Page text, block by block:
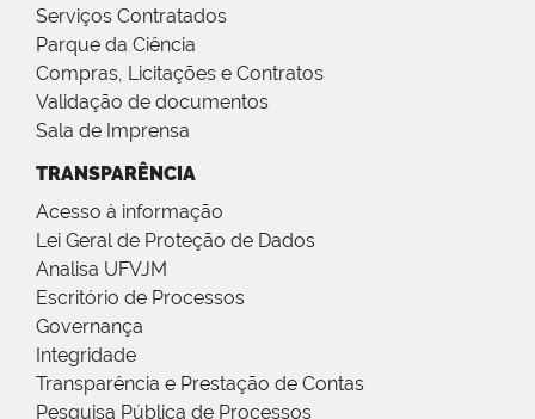
Serviços Contratados
Parque da Ciência
Compras, Licitações e Contratos
Validação de documentos
Sala de Imprensa
TRANSPARÊNCIA
Acesso à informação
Lei Geral de Proteção de Dados
Analisa UFVJM
Escritório de Processos
Governança
Integridade
Transparência e Prestação de Contas
Pesquisa Pública de Processos